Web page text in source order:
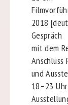
2018
Gespräch
mit dem
Anschluss
und
18–23 Uhr